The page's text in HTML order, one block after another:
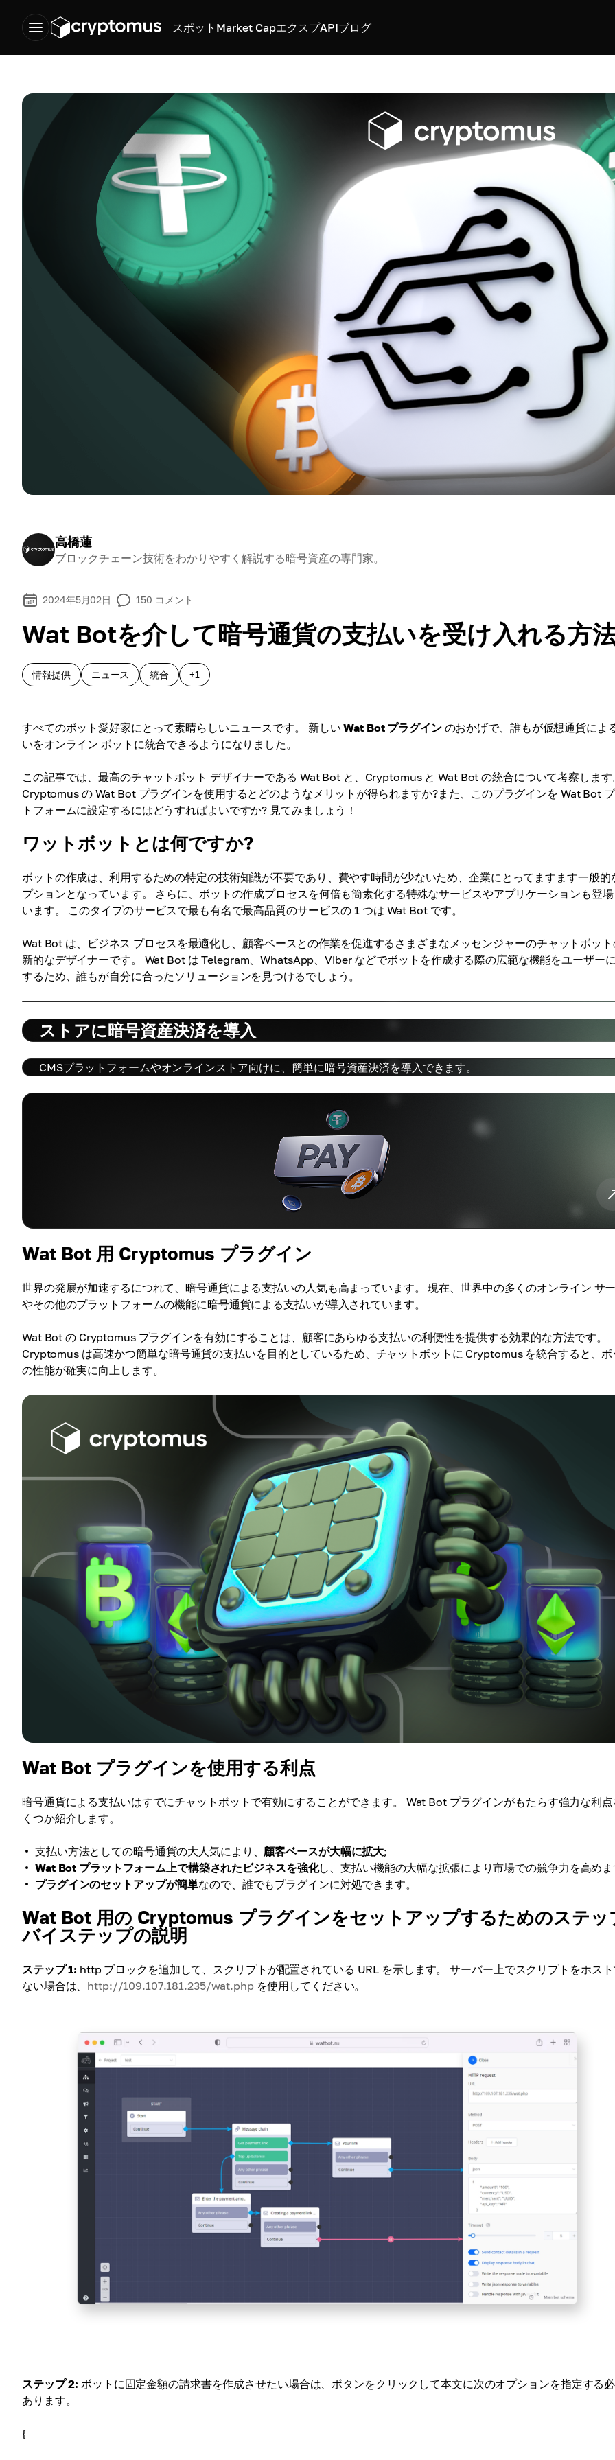
スポット Market CapエクスプAPIブログ
高橋蓮
ブロックチェーン技術をわかりやすく解説する暗号資産の専門家。
2024年5月02日 150 コメント
Wat Botを介して暗号通貨の支払いを受け入れる方
情報提供 ニュース 統合 +1
すべてのボット愛好家にとって素晴らしいニュースです。 新しいWat Bot プラグインのおかげで、誰もが仮想通貨によ
いをオンライン ボットに統合できるようになりました。
この記事では、最高のチャットボット デザイナーである Wat Bot と、Cryptomus と Wat Bot の統合について考察します
Cryptomus の Wat Bot プラグインを使用するとどのようなメリットが得られますか?また、このプラグインを Wat Bot
トフォームに設定するにはどうすればよいですか? 見てみましょう！
ワットボットとは何ですか?
ボットの作成は、利用するための特定の技術知識が不要であり、費やす時間が少ないため、企業にとってますます一般的
プションとなっています。 さらに、ボットの作成プロセスを何倍も簡素化する特殊なサービスやアプリケーションも登
います。 このタイプのサービスで最も有名で最高品質のサービスの 1 つは Wat Bot です。
Wat Bot は、ビジネス プロセスを最適化し、顧客ベースとの作業を促進するさまざまなメッセンジャーのチャットボッ
新的なデザイナーです。 Wat Bot は Telegram、WhatsApp、Viber などでボットを作成する際の広範な機能をユーザー
するため、誰もが自分に合ったソリューションを見つけるでしょう。
ストアに暗号資産決済を導入
CMSプラットフォームやオンラインストア向けに、簡単に暗号資産決済を導入できます。
Wat Bot 用 Cryptomus プラグイン
世界の発展が加速するにつれて、暗号通貨による支払いの人気も高まっています。 現在、世界中の多くのオンライン サ
やその他のプラットフォームの機能に暗号通貨による支払いが導入されています。
Wat Bot の Cryptomus プラグインを有効にすることは、顧客にあらゆる支払いの利便性を提供する効果的な方法です。
Cryptomus は高速かつ簡単な暗号通貨の支払いを目的としているため、チャットボットに Cryptomus を統合すると、ボ
の性能が確実に向上します。
Wat Bot プラグインを使用する利点
暗号通貨による支払いはすでにチャットボットで有効にすることができます。 Wat Bot プラグインがもたらす強力な利
くつか紹介します。
支払い方法としての暗号通貨の大人気により、顧客ベースが大幅に拡大;
Wat Bot プラットフォーム上で構築されたビジネスを強化し、支払い機能の大幅な拡張により市場での競争力を高め
プラグインのセットアップが簡単なので、誰でもプラグインに対処できます。
Wat Bot 用の Cryptomus プラグインをセットアップするためのステッ
バイステップの説明
ステップ 1: http ブロックを追加して、スクリプトが配置されている URL を示します。 サーバー上でスクリプトをホス
ない場合は、 http://109.107.181.235/wat.php を使用してください。
ステップ 2: ボットに固定金額の請求書を作成させたい場合は、ボタンをクリックして本文に次のオプションを指定する
あります。
{